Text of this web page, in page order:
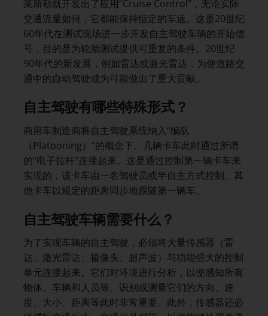
莱斯勒就开发出了应用“Cruise Control”，无论实际
交通流量如何，它都能保持恒定的车速。这是20世纪
60年代在测试现场进一步开发自主驾驶车辆的开始信
号，目的是为轮胎测试提供可重复的条件。20世纪
90年代的新发展，例如雷达或激光雷达，为使道路交
通中的自动驾驶成为可能做出了重大贡献。
自主驾驶有哪些特殊形式？
商用车制造商将自主驾驶系统纳入“编队
（Platooning）”的概念下。几辆卡车此时通过所谓
的“电子拉杆”连接起来。这是通过控制第一辆卡车来
实现的，该卡车由一名驾驶员或半自主方式控制。其
他卡车以规定的距离同步地跟随第一辆车。
自主驾驶车辆需要什么？
为了实现车辆的自主驾驶，必须将大量传感器（雷
达、激光雷达、摄像头、超声波）与功能强大的控制
单元连接起来。它们对环境进行分析，以便感知所有
物体、车辆和人员等。识别或测量它们的方向、速
度、大小、距离等此时非常重要。此外，传感器还必